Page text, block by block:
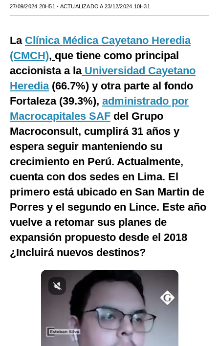
España
Tecnología
Club del Suscriptor
Mix
G de Gestión
Notas Contratadas
Podcast
Gestión TV
Fotogalerías
gestion.pe
27/09/2024 20H51 - ACTUALIZADO A 23/12/2024 10H31
La Clínica Médica Cayetano Heredia
(CMCH), que tiene como principal
accionista a laUniversidad Cayetano
Heredia(66.7%) y otra parte al fondo
Fortaleza (39.3%), administrado por
Macrocapitales SAF del Grupo
Macroconsult, cumplirá 31 años y
espera seguir manteniendo su
crecimiento en Perú. Actualmente,
cuenta con dos sedes en Lima. El
primero está ubicado en San Martin de
Porres y el segundo en Lince. Este año
vuelve a retomar sus planes de
expansión propuesto desde el 2018
¿Incluirá nuevos destinos?